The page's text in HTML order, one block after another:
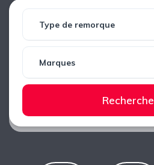
Type de remorque
Marques
Recherche